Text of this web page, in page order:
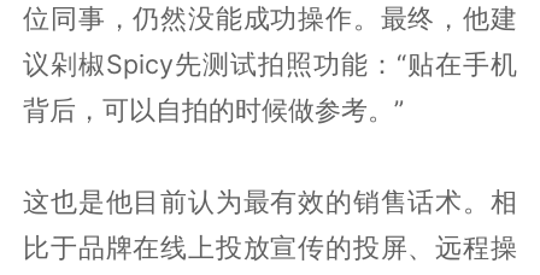
位同事，仍然没能成功操作。最终，他建
议剁椒Spicy先测试拍照功能：“贴在手机
背后，可以自拍的时候做参考。”
这也是他目前认为最有效的销售话术。相
比于品牌在线上投放宣传的投屏、远程操